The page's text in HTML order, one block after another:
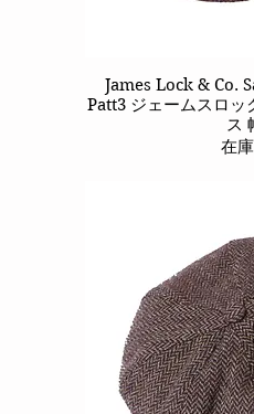
クイッ
James Lock & Co.
Patt3 ジェームスロッ
ス
在